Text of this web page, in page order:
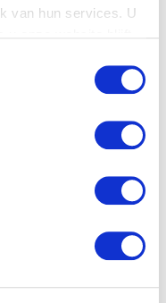
van hun services. U